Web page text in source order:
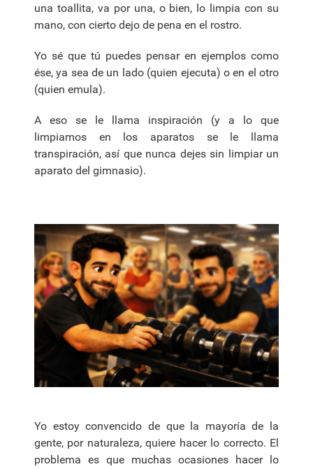
una toallita, va por una, o bien, lo limpia con su
mano, con cierto dejo de pena en el rostro.
Yo sé que tú puedes pensar en ejemplos como
ése, ya sea de un lado (quien ejecuta) o en el otro
(quien emula).
A eso se le llama inspiración (y a lo que
limpiamos en los aparatos se le llama
transpiración, así que nunca dejes sin limpiar un
aparato del gimnasio).
Yo estoy convencido de que la mayoría de la
gente, por naturaleza, quiere hacer lo correcto. El
problema es que muchas ocasiones hacer lo